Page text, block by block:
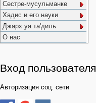
Сестре-мусульманке
Хадис и его науки
Джарх уа та'диль
О нас
Вход пользователя
Авторизация соц. сети